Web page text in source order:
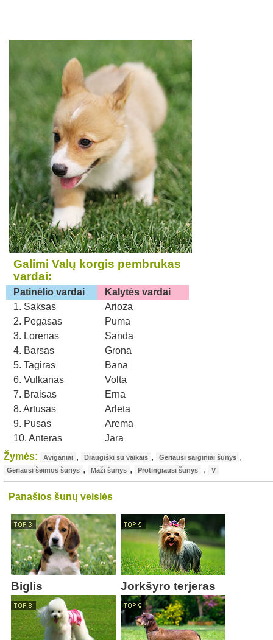
Galimi Valų korgis pembrukas
vardai:
Patinėlio vardai
Kalytės vardai
1. Saksas
Arioza
2. Pegasas
Puma
3. Lorenas
Sanda
4. Barsas
Grona
5. Tagiras
Bana
6. Vulkanas
Volta
7. Braisas
Erna
8. Artusas
Arleta
9. Pusas
Arema
10. Anteras
Jara
Žymės:
Aviganiai , Draugiški su vaikais , Geriausi sarginiai šunys ,
Geriausi šeimos šunys , Maži šunys , Protingiausi šunys , V
Panašios šunų veislės
Biglis Jorkšyro terjeras